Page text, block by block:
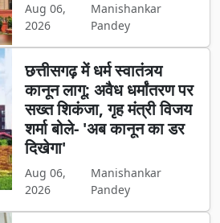
Aug 06,
2026
Manishankar
Pandey
छत्तीसगढ़ में धर्म स्वातंत्र्य
कानून लागू: अवैध धर्मांतरण पर
सख्त शिकंजा, गृह मंत्री विजय
शर्मा बोले- 'अब कानून का डर
दिखेगा'
Aug 06,
2026
Manishankar
Pandey